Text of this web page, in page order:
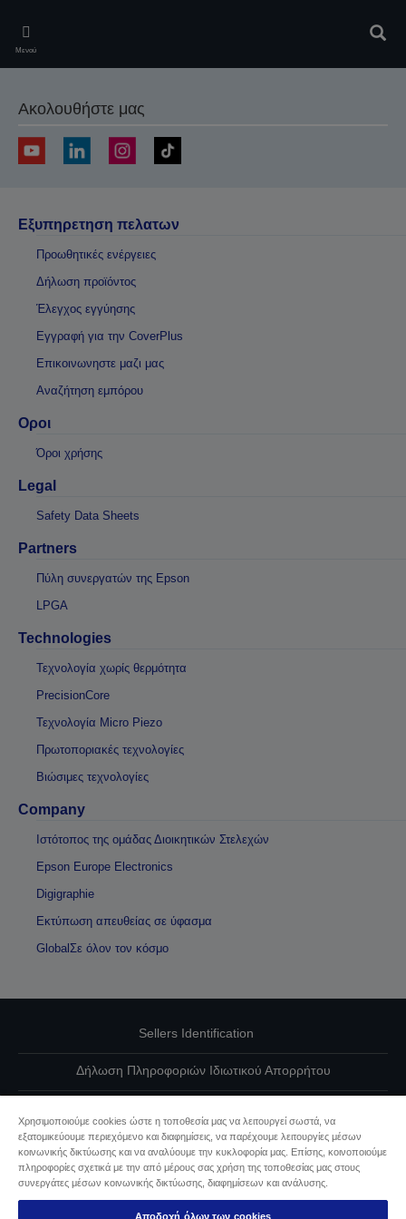
main
content
Μενού
Ακολουθήστε μας
Εξυπηρετηση πελατων
Προωθητικές ενέργειες
Δήλωση προϊόντος
Έλεγχος εγγύησης
Εγγραφή για την CoverPlus
Επικοινωνηστε μαζι μας
Αναζήτηση εμπόρου
Οροι
Όροι χρήσης
Legal
Safety Data Sheets
Partners
Πύλη συνεργατών της Epson
LPGA
Technologies
Τεχνολογία χωρίς θερμότητα
PrecisionCore
Τεχνολογία Micro Piezo
Πρωτοποριακές τεχνολογίες
Βιώσιμες τεχνολογίες
Company
Ιστότοπος της ομάδας Διοικητικών Στελεχών
Epson Europe Electronics
Digigraphie
Εκτύπωση απευθείας σε ύφασμα
GlobalΣε όλον τον κόσμο
Sellers Identification
Δήλωση Πληροφοριών Ιδιωτικού Απορρήτου
Επικοινωνήστε μαζί μας για τα δεδομένα σας
Πληροφορίες σχετικά με τα cookie
Χρησιμοποιούμε cookies ώστε η τοποθεσία μας να λειτουργεί σωστά, να
εξατομικεύουμε περιεχόμενο και διαφημίσεις, να παρέχουμε λειτουργίες μέσων
κοινωνικής δικτύωσης και να αναλύουμε την κυκλοφορία μας. Επίσης, κοινοποιούμε
πληροφορίες σχετικά με την από μέρους σας χρήση της τοποθεσίας μας στους
συνεργάτες μέσων κοινωνικής δικτύωσης, διαφημίσεων και ανάλυσης.
Αποδοχή όλων των cookies